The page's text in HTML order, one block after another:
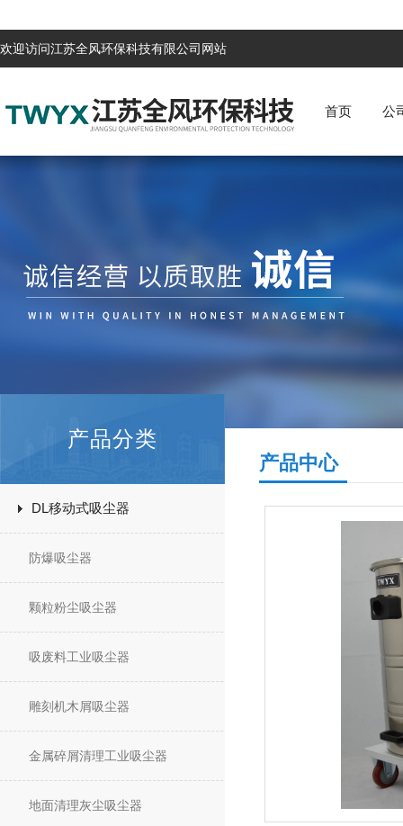
欢迎访问江苏全风环保科技有限公司网站
首页 公
产品分类
DL移动式吸尘器
防爆吸尘器
颗粒粉尘吸尘器
吸废料工业吸尘器
雕刻机木屑吸尘器
金属碎屑清理工业吸尘器
地面清理灰尘吸尘器
产品中心